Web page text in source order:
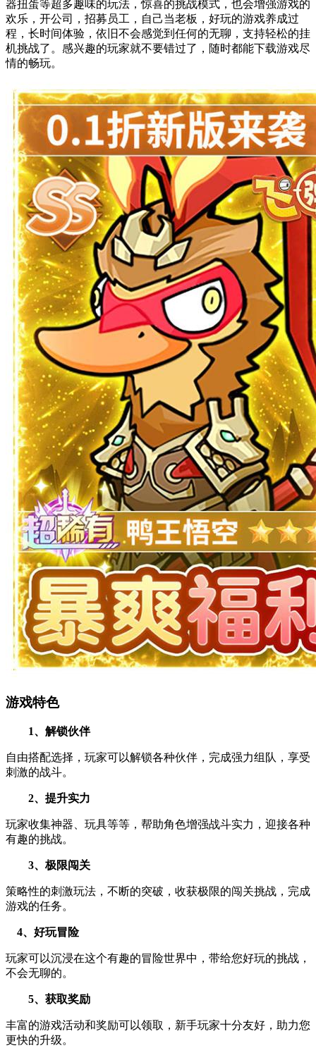
器扭蛋等超多趣味的玩法，惊喜的挑战模式，也会增强游戏的
欢乐，开公司，招募员工，自己当老板，好玩的游戏养成过
程，长时间体验，依旧不会感觉到任何的无聊，支持轻松的挂
机挑战了。感兴趣的玩家就不要错过了，随时都能下载游戏尽
情的畅玩。
游戏特色
1、解锁伙伴
自由搭配选择，玩家可以解锁各种伙伴，完成强力组队，享受
刺激的战斗。
2、提升实力
玩家收集神器、玩具等等，帮助角色增强战斗实力，迎接各种
有趣的挑战。
3、极限闯关
策略性的刺激玩法，不断的突破，收获极限的闯关挑战，完成
游戏的任务。
4、好玩冒险
玩家可以沉浸在这个有趣的冒险世界中，带给您好玩的挑战，
不会无聊的。
5、获取奖励
丰富的游戏活动和奖励可以领取，新手玩家十分友好，助力您
更快的升级。